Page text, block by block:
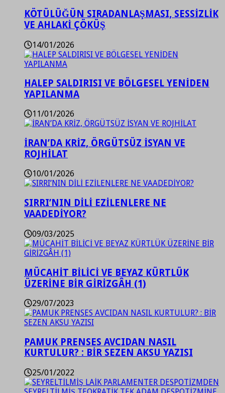
KÖTÜLÜĞÜN SIRADANLAŞMASI, SESSİZLİK
VE AHLAKİ ÇÖKÜŞ
14/01/2026
HALEP SALDIRISI VE BÖLGESEL YENİDEN
YAPILANMA
11/01/2026
İRAN’DA KRİZ, ÖRGÜTSÜZ İSYAN VE
ROJHİLAT
10/01/2026
SIRRI’NIN DİLİ EZİLENLERE NE
VAADEDİYOR?
09/03/2025
MÜCAHİT BİLİCİ VE BEYAZ KÜRTLÜK
ÜZERİNE BİR GİRİZGÂH (1)
29/07/2023
PAMUK PRENSES AVCIDAN NASIL
KURTULUR? : BİR SEZEN AKSU YAZISI
25/01/2022